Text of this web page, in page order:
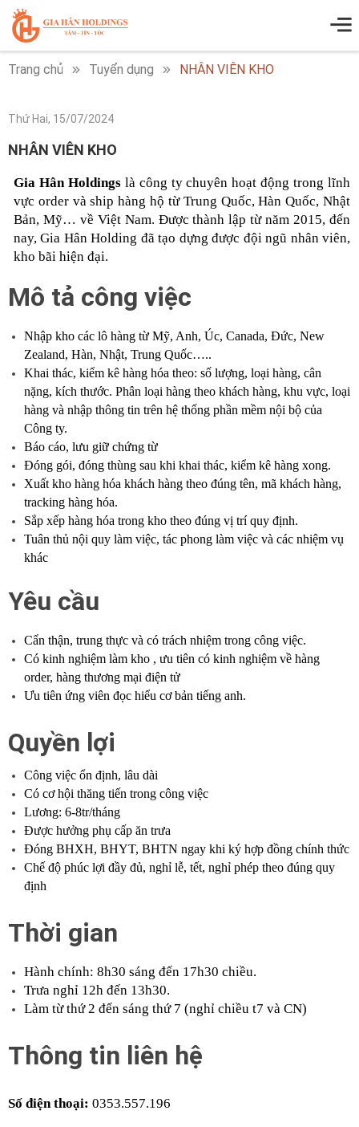
Trang chủ Tuyển dụng NHÂN VIÊN KHO
Thứ Hai, 15/07/2024
NHÂN VIÊN KHO
Gia Hân Holdingslà công ty chuyên hoạt động trong lĩnh
vực order và ship hàng hộ từ Trung Quốc, Hàn Quốc, Nhật
Bản, Mỹ… về Việt Nam. Được thành lập từ năm 2015, đến
nay, Gia Hân Holding đã tạo dựng được đội ngũ nhân viên,
kho bãi hiện đại.
Mô tả công việc
Nhập kho các lô hàng từ Mỹ, Anh, Úc, Canada, Đức, New
Zealand, Hàn, Nhật, Trung Quốc…..
Khai thác, kiểm kê hàng hóa theo: số lượng, loại hàng, cân
nặng, kích thước. Phân loại hàng theo khách hàng, khu vực, loại
hàng và nhập thông tin trên hệ thống phần mềm nội bộ của
Công ty.
Báo cáo, lưu giữ chứng từ
Đóng gói, đóng thùng sau khi khai thác, kiểm kê hàng xong.
Xuất kho hàng hóa khách hàng theo đúng tên, mã khách hàng,
tracking hàng hóa.
Sắp xếp hàng hóa trong kho theo đúng vị trí quy định.
Tuân thủ nội quy làm việc, tác phong làm việc và các nhiệm vụ
khác
Yêu cầu
Cẩn thận, trung thực và có trách nhiệm trong công việc.
Có kinh nghiệm làm kho , ưu tiên có kinh nghiệm về hàng
order, hàng thương mại điện tử
Ưu tiên ứng viên đọc hiểu cơ bản tiếng anh.
Quyền lợi
Công việc ổn định, lâu dài
Có cơ hội thăng tiến trong công việc
Lương: 6-8tr/tháng
Được hưởng phụ cấp ăn trưa
Đóng BHXH, BHYT, BHTN ngay khi ký hợp đồng chính thức
Chế độ phúc lợi đầy đủ, nghỉ lễ, tết, nghỉ phép theo đúng quy
định
Thời gian
Hành chính: 8h30 sáng đến 17h30 chiều.
Trưa nghỉ 12h đến 13h30.
Làm từ thứ 2 đến sáng thứ 7 (nghỉ chiều t7 và CN)
Thông tin liên hệ
Số điện thoại: 0353.557.196